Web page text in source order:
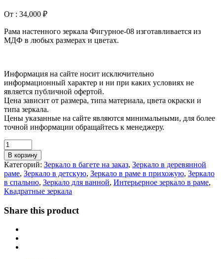
От : 34,000 ₽
Рама настенного зеркала Фигурное-08 изготавливается из
МДФ в любых размерах и цветах.
Информация на сайте носит исключительно
информационный характер и ни при каких условиях не
является публичной офертой.
Цена зависит от размера, типа материала, цвета окраски и
типа зеркала.
Цены указанные на сайте являются минимальными, для более
точной информации обращайтесь к менеджеру.
Настенное
зеркало
Фигурное
08
количество
В корзину
Категорий: Зеркало в багете на заказ, Зеркало в деревянной
раме, Зеркало в детскую, Зеркало в раме в прихожую, Зеркало
в спальню, Зеркало для ванной, Интерьерное зеркало в раме,
Квадратные зеркала
Share this product